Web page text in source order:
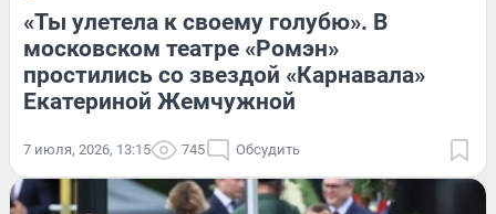
«Ты улетела к своему голубю». В
московском театре «Ромэн»
простились со звездой «Карнавала»
Екатериной Жемчужной
7 июля, 2026, 13:15 745 Обсудить